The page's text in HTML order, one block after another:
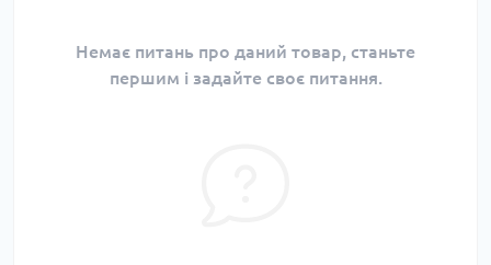
Немає питань про даний товар, станьте
першим і задайте своє питання.